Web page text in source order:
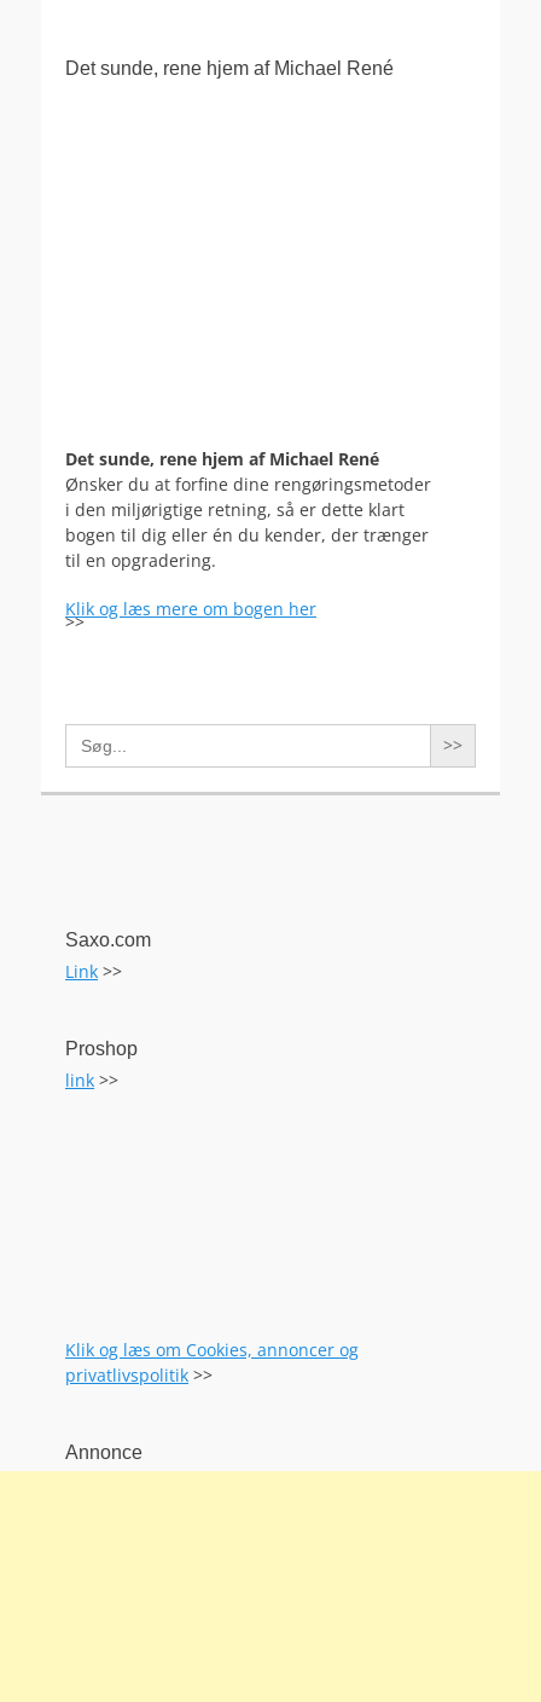
Det sunde, rene hjem af Michael René
Det sunde, rene hjem af Michael René
Ønsker du at forfine dine rengøringsmetoder
i den miljørigtige retning, så er dette klart
bogen til dig eller én du kender, der trænger
til en opgradering.
Klik og læs mere om bogen her
>>
Search
for:
Saxo.com
Link >>
Proshop
link >>
Klik og læs om Cookies, annoncer og
privatlivspolitik >>
Annonce